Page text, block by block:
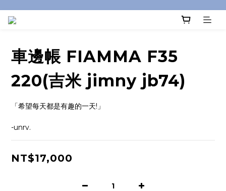
車邊帳 FIAMMA F35
220(吉米 jimny jb74)
「希望每天都是有趣的一天!」
-unrv.
NT$17,000